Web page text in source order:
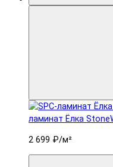
ламинат Ëлка
2 699 ₽/м²